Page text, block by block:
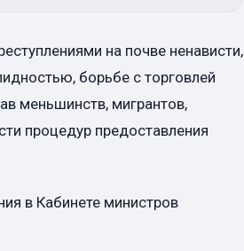
на почве ненависти,
борьбе с торговлей
меньшинств, мигрантов,
процедур предоставления
в Кабинете министров